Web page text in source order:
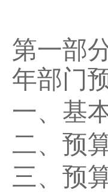
第一部
年部门
一、基
二、预
三、预